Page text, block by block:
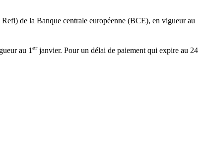
de la Banque centrale européenne (BCE), en vigueur au
au 1erjanvier. Pour un délai de paiement qui expire au 24